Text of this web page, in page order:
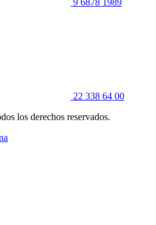
9 6878 1989
22 338 64 00
los derechos reservados.